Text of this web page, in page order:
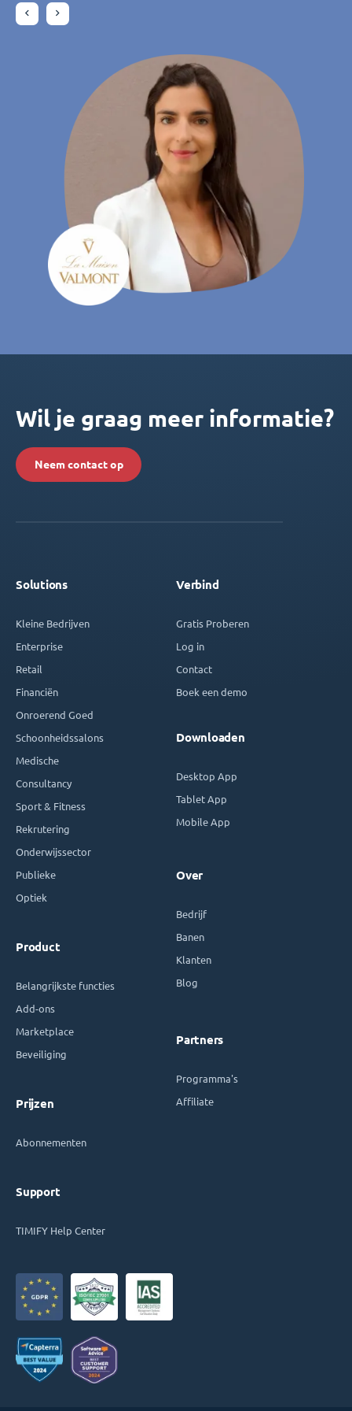
Daniela Rohrmann
KG
Wil je graag meer informatie?
Neem contact op
Solutions
Kleine Bedrijven
Enterprise
Retail
Financiën
Onroerend Goed
Schoonheidssalons
Medische
Consultancy
Sport & Fitness
Rekrutering
Onderwijssector
Publieke
Optiek
Product
Belangrijkste functies
Add-ons
Marketplace
Beveiliging
Prijzen
Abonnementen
Support
TIMIFY Help Center
Verbind
Gratis Proberen
Log in
Contact
Boek een demo
Downloaden
Desktop App
Tablet App
Mobile App
Over
Bedrijf
Banen
Klanten
Blog
Partners
Programma's
Affiliate